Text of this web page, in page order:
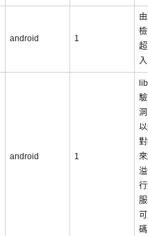
android 1
android 1